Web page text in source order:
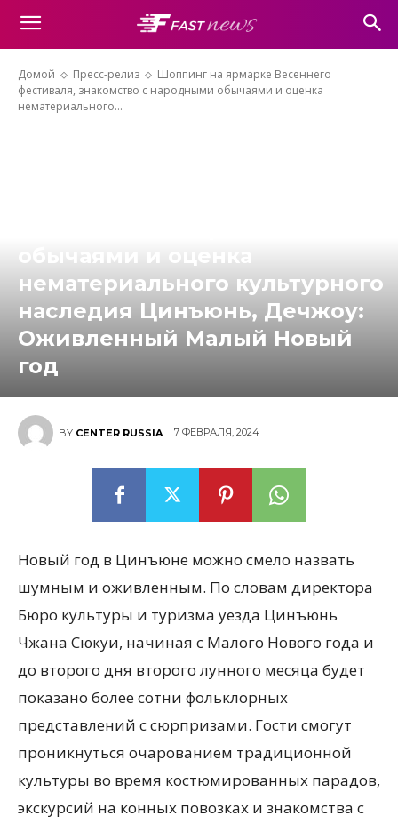
Домой Пресс-релиз
Шоппинг на ярмарке Весеннего
фестиваля, знакомство с народными обычаями и оценка
нематериального...
обычаями и оценка
нематериального культурного
наследия Цинъюнь, Дечжоу:
Оживленный Малый Новый
год
BY CENTER RUSSIA 7 ФЕВРАЛЯ, 2024
Новый год в Цинъюне можно смело назвать
шумным и оживленным. По словам директора
Бюро культуры и туризма уезда Цинъюнь
Чжана Сюкуи, начиная с Малого Нового года и
до второго дня второго лунного месяца будет
показано более сотни фольклорных
представлений с сюрпризами. Гости смогут
проникнуться очарованием традиционной
культуры во время костюмированных парадов,
экскурсий на конных повозках и знакомства с